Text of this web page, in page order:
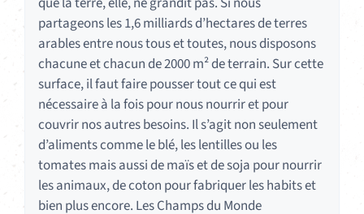
partageons les 1,6 milliards d’hectares de terres
arables entre nous tous et toutes, nous disposons
chacune et chacun de 2000 m² de terrain. Sur cette
surface, il faut faire pousser tout ce qui est
nécessaire à la fois pour nous nourrir et pour
couvrir nos autres besoins. Il s’agit non seulement
d’aliments comme le blé, les lentilles ou les
tomates mais aussi de maïs et de soja pour nourrir
les animaux, de coton pour fabriquer les habits et
bien plus encore. Les Champs du Monde